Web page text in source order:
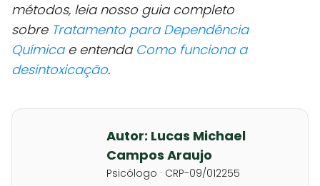
métodos, leia nosso guia completo
sobre Tratamento para Dependência
Químicae entenda Como funciona a
desintoxicação.
Autor: Lucas Michael
Campos Araujo
Psicólogo · CRP-09/012255